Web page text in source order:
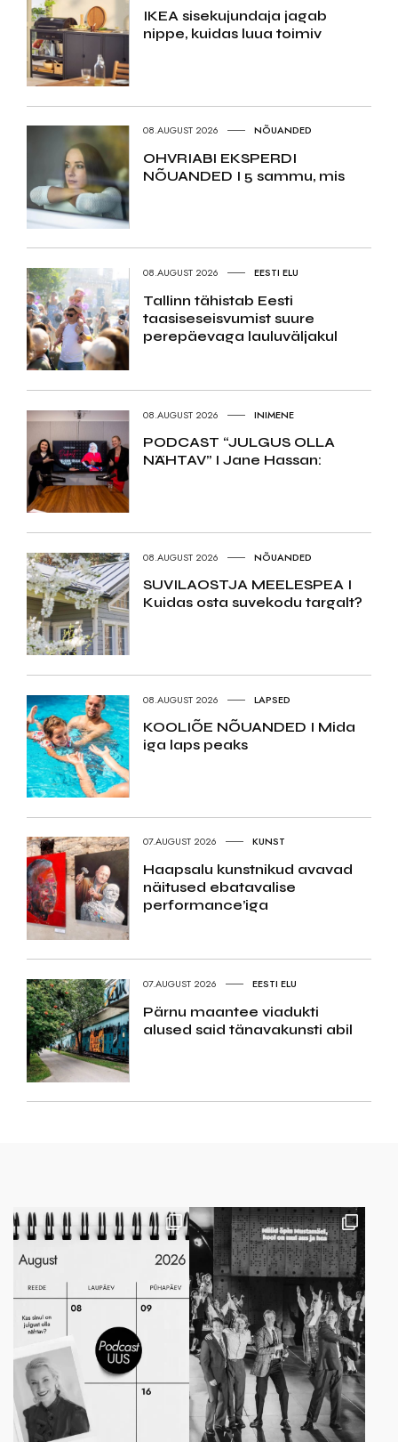
IKEA sisekujundaja jagab
nippe, kuidas luua toimiv
08.AUGUST 2026 NÕUANDED
OHVRIABI EKSPERDI
NÕUANDED I 5 sammu, mis
08.AUGUST 2026 EESTI ELU
Tallinn tähistab Eesti
taasiseseisvumist suure
perepäevaga lauluväljakul
08.AUGUST 2026 INIMENE
PODCAST “JULGUS OLLA
NÄHTAV” I Jane Hassan:
08.AUGUST 2026 NÕUANDED
SUVILAOSTJA MEELESPEA I
Kuidas osta suvekodu targalt?
08.AUGUST 2026 LAPSED
KOOLIÕE NÕUANDED I Mida
iga laps peaks
07.AUGUST 2026 KUNST
Haapsalu kunstnikud avavad
näitused ebatavalise
performance’iga
07.AUGUST 2026 EESTI ELU
Pärnu maantee viadukti
alused said tänavakunsti abil